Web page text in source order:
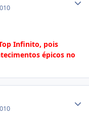
Infinito, pois
épicos no